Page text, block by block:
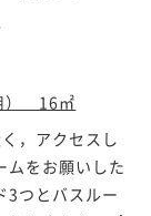
） 16㎡
，アクセスし
ムをお願いした
3つとバスルー